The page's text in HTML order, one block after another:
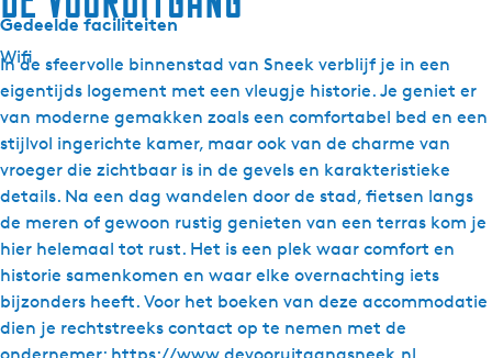
Gedeelde faciliteiten
Wifi
In de sfeervolle binnenstad van Sneek verblijf je in een
eigentijds logement met een vleugje historie. Je geniet er
van moderne gemakken zoals een comfortabel bed en een
stijlvol ingerichte kamer, maar ook van de charme van
vroeger die zichtbaar is in de gevels en karakteristieke
details. Na een dag wandelen door de stad, fietsen langs
de meren of gewoon rustig genieten van een terras kom je
hier helemaal tot rust. Het is een plek waar comfort en
historie samenkomen en waar elke overnachting iets
bijzonders heeft. Voor het boeken van deze accommodatie
dien je rechtstreeks contact op te nemen met de